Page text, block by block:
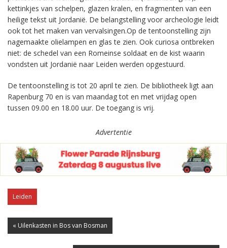
kettinkjes van schelpen, glazen kralen, en fragmenten van een
heilige tekst uit Jordanië. De belangstelling voor archeologie leidt
ook tot het maken van vervalsingen.Op de tentoonstelling zijn
nagemaakte olielampen en glas te zien. Ook curiosa ontbreken
niet: de schedel van een Romeinse soldaat en de kist waarin
vondsten uit Jordanië naar Leiden werden opgestuurd.
De tentoonstelling is tot 20 april te zien. De bibliotheek ligt aan
Rapenburg 70 en is van maandag tot en met vrijdag open
tussen 09.00 en 18.00 uur. De toegang is vrij.
Advertentie
Leiden
« Uilenkasten in Bos van Bosman